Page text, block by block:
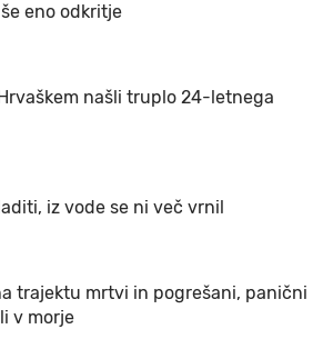
eno odkritje
našli truplo 24-letnega
iz vode se ni več vrnil
trajektu mrtvi in pogrešani, panični
v morje